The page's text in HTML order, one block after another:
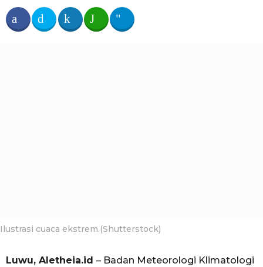
1
t
e
t
u
n
Ilustrasi cuaca ekstrem.(Shutterstock)
Luwu, Aletheia.id – Badan Meteorologi Klimatologi